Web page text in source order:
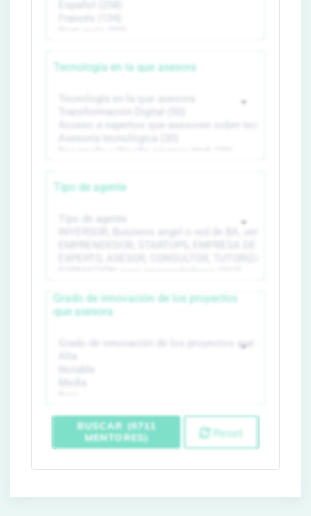
Tecnología en la que asesora
Tipo de agente
Grado de innovación de los proyectos
que asesora
BUSCAR (6711
MENTORES)
Reset